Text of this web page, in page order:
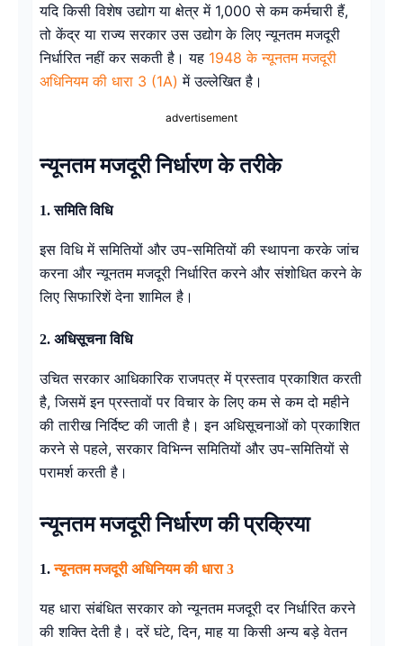
यदि किसी विशेष उद्योग या क्षेत्र में 1,000 से कम कर्मचारी हैं,
तो केंद्र या राज्य सरकार उस उद्योग के लिए न्यूनतम मजदूरी
निर्धारित नहीं कर सकती है। यह 1948 के न्यूनतम मजदूरी
अधिनियम की धारा 3 (1A) में उल्लेखित है।
advertisement
न्यूनतम मजदूरी निर्धारण के तरीके
1. समिति विधि
इस विधि में समितियों और उप-समितियों की स्थापना करके जांच
करना और न्यूनतम मजदूरी निर्धारित करने और संशोधित करने के
लिए सिफारिशें देना शामिल है।
2. अधिसूचना विधि
उचित सरकार आधिकारिक राजपत्र में प्रस्ताव प्रकाशित करती
है, जिसमें इन प्रस्तावों पर विचार के लिए कम से कम दो महीने
की तारीख निर्दिष्ट की जाती है। इन अधिसूचनाओं को प्रकाशित
करने से पहले, सरकार विभिन्न समितियों और उप-समितियों से
परामर्श करती है।
न्यूनतम मजदूरी निर्धारण की प्रक्रिया
1.न्यूनतम मजदूरी अधिनियम की धारा 3
यह धारा संबंधित सरकार को न्यूनतम मजदूरी दर निर्धारित करने
की शक्ति देती है। दरें घंटे, दिन, माह या किसी अन्य बड़े वेतन